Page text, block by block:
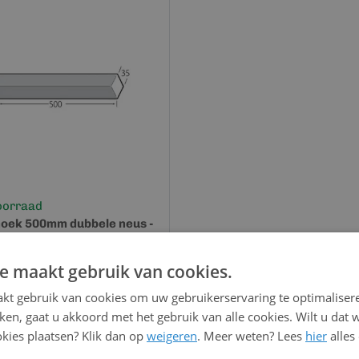
500mm dubbele neus -
Bekijk en bestel
maakt gebruik van cookies.
gebruik van cookies om uw gebruikerservaring te
gaat u akkoord met het gebruik van alle cookies. Wilt u dat
plaatsen? Klik dan op weigeren. Meer weten? Lees hier alles